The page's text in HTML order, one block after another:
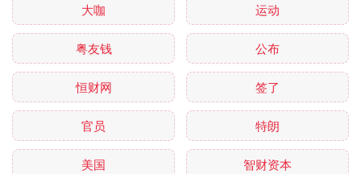
大咖 运动
粤友钱 公布
恒财网 签了
官员 特朗
美国 智财资本